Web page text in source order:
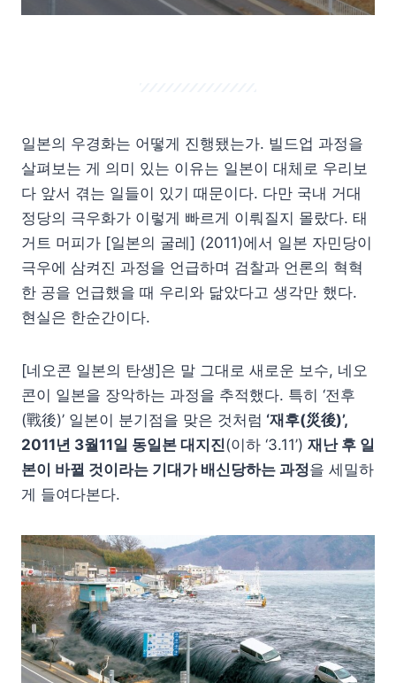
일본의 우경화는 어떻게 진행됐는가. 빌드업 과정을
살펴보는 게 의미 있는 이유는 일본이 대체로 우리보
다 앞서 겪는 일들이 있기 때문이다. 다만 국내 거대
정당의 극우화가 이렇게 빠르게 이뤄질지 몰랐다. 태
거트 머피가 [일본의 굴레] (2011)에서 일본 자민당이
극우에 삼켜진 과정을 언급하며 검찰과 언론의 혁혁
한 공을 언급했을 때 우리와 닮았다고 생각만 했다.
현실은 한순간이다.
[네오콘 일본의 탄생]은 말 그대로 새로운 보수, 네오
콘이 일본을 장악하는 과정을 추적했다. 특히 ‘전후
(戰後)’ 일본이 분기점을 맞은 것처럼 ‘재후(災後)’,
2011년 3월11일 동일본 대지진(이하 ‘3.11’) 재난 후 일
본이 바뀔 것이라는 기대가 배신당하는 과정을 세밀하
게 들여다본다.